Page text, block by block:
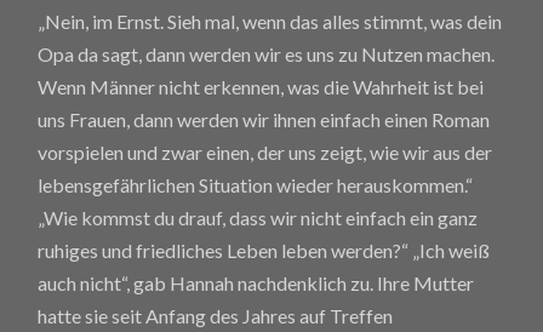
„Nein, im Ernst. Sieh mal, wenn das alles stimmt, was dein
Opa da sagt, dann werden wir es uns zu Nutzen machen.
Wenn Männer nicht erkennen, was die Wahrheit ist bei
uns Frauen, dann werden wir ihnen einfach einen Roman
vorspielen und zwar einen, der uns zeigt, wie wir aus der
lebensgefährlichen Situation wieder herauskommen.“
„Wie kommst du drauf, dass wir nicht einfach ein ganz
ruhiges und friedliches Leben leben werden?“ „Ich weiß
auch nicht“, gab Hannah nachdenklich zu. Ihre Mutter
hatte sie seit Anfang des Jahres auf Treffen